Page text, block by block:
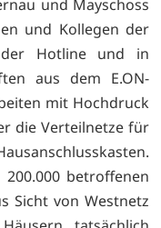
und Mayschoss
und Kollegen der
der Hotline und in
aus dem E.ON-
mit Hochdruck
die Verteilnetze für
betroffenen
Sicht von Westnetz